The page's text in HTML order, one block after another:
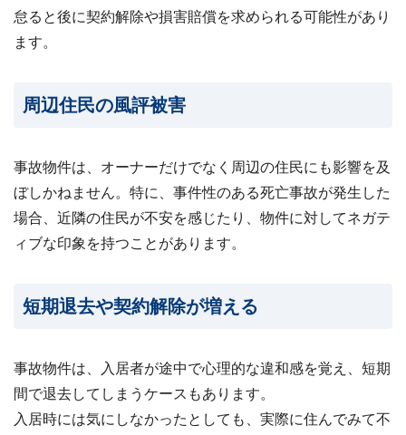
怠ると後に契約解除や損害賠償を求められる可能性があり
ます。
周辺住民の風評被害
事故物件は、オーナーだけでなく周辺の住民にも影響を及
ぼしかねません。特に、事件性のある死亡事故が発生した
場合、近隣の住民が不安を感じたり、物件に対してネガテ
ィブな印象を持つことがあります。
短期退去や契約解除が増える
事故物件は、入居者が途中で心理的な違和感を覚え、短期
間で退去してしまうケースもあります。
入居時には気にしなかったとしても、実際に住んでみて不